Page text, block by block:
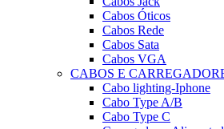
Cabos Óticos
Cabos Rede
Cabos Sata
Cabos VGA
CABOS E
Cabo lighting-Iphone
Cabo Type A/B
Cabo Type C